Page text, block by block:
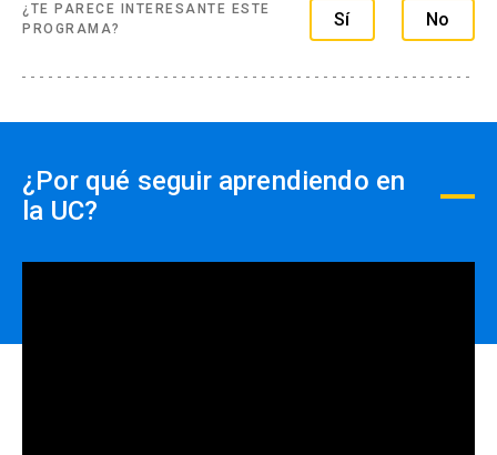
¿TE PARECE INTERESANTE ESTE
PROGRAMA?
Sí No
¿Por qué seguir aprendiendo en
la UC?